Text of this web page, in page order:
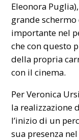
Eleonora
grande
importante nel
che con questo
della propria
con il cinema.
Per Veronica
la realizzazione
l’inizio di un
sua presenza